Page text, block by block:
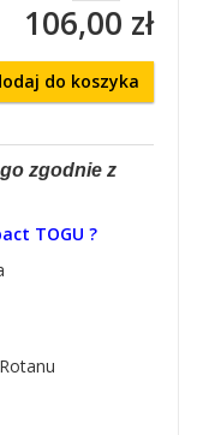
106,00 zł
do koszyka
zgodnie z
TOGU ?